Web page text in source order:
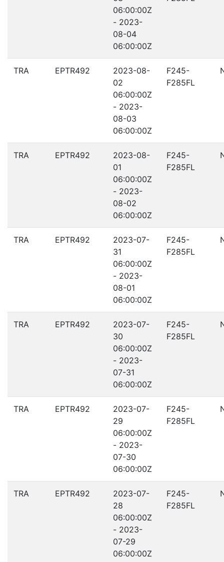
06:00:00Z
- 2023-
08-04
06:00:00Z
TRA EPTR492
2023-08-
02
06:00:00Z
- 2023-
08-03
06:00:00Z
F245-
F285FL
TRA EPTR492
2023-08-
01
06:00:00Z
- 2023-
08-02
06:00:00Z
F245-
F285FL
TRA EPTR492
2023-07-
31
06:00:00Z
- 2023-
08-01
06:00:00Z
F245-
F285FL
TRA EPTR492
2023-07-
30
06:00:00Z
- 2023-
07-31
06:00:00Z
F245-
F285FL
TRA EPTR492
2023-07-
29
06:00:00Z
- 2023-
07-30
06:00:00Z
F245-
F285FL
TRA EPTR492
2023-07-
28
06:00:00Z
- 2023-
07-29
06:00:00Z
F245-
F285FL